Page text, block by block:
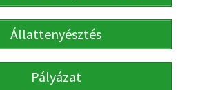
Állattenyésztés
Pályázat